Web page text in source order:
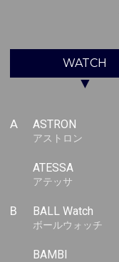
WATCH
▼
A ASTRON
アストロン
ATESSA
アテッサ
B BALL Watch
ボールウォッチ
BAMBI